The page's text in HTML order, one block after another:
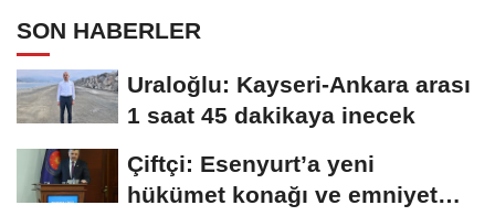
SON HABERLER
Uraloğlu: Kayseri-Ankara arası
1 saat 45 dakikaya inecek
Çiftçi: Esenyurt’a yeni
hükümet konağı ve emniyet